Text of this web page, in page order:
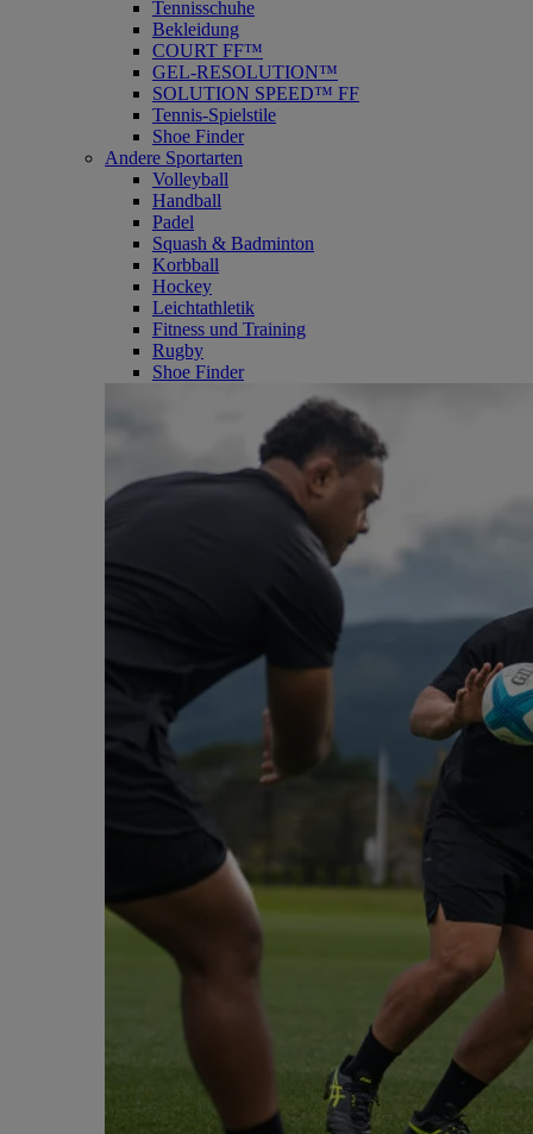
Tennisschuhe
Bekleidung
COURT FF™
GEL-RESOLUTION™
SOLUTION SPEED™ FF
Tennis-Spielstile
Shoe Finder
Andere Sportarten
Volleyball
Handball
Padel
Squash & Badminton
Korbball
Hockey
Leichtathletik
Fitness und Training
Rugby
Shoe Finder